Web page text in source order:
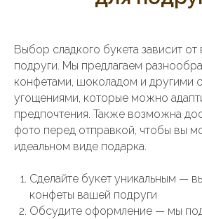
Выбор сладкого букета зависит
подруги. Мы предлагаем
конфетами, шоколадом и другими
угощениями, которые можно
предпочтения. Также возможна
фото перед отправкой, чтобы вы
идеальном виде подарка.
Сделайте букет уникальным —
конфеты вашей подруги
Обсудите оформление — мы